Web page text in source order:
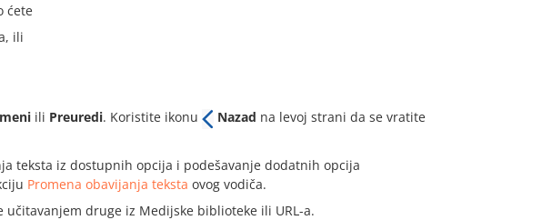
ćete
ili
ili Preuredi. Koristite ikonu Nazad na levoj strani da se vratite
teksta iz dostupnih opcija i podešavanje dodatnih opcija
Promena obavijanja teksta ovog vodiča.
druge iz Medijske biblioteke ili URL-a.